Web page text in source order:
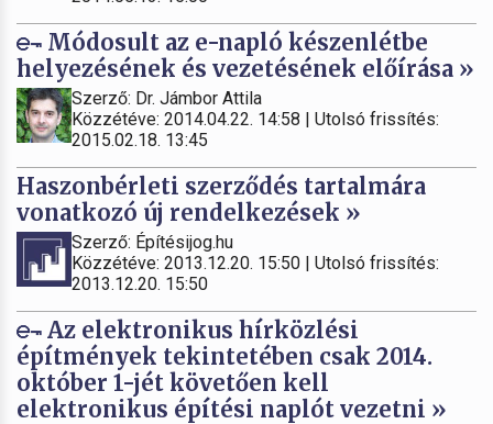
Módosult az e-napló készenlétbe
helyezésének és vezetésének előírása »
Szerző: Dr. Jámbor Attila
Közzétéve: 2014.04.22. 14:58 | Utolsó frissítés:
2015.02.18. 13:45
Haszonbérleti szerződés tartalmára
vonatkozó új rendelkezések »
Szerző: Építésijog.hu
Közzétéve: 2013.12.20. 15:50 | Utolsó frissítés:
2013.12.20. 15:50
Az elektronikus hírközlési
építmények tekintetében csak 2014.
október 1-jét követően kell
elektronikus építési naplót vezetni »